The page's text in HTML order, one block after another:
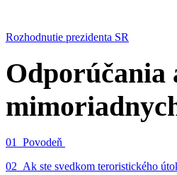
Rozhodnutie prezidenta SR
Odporúčania
01_Povodeň
02_Ak ste svedkom teroristického